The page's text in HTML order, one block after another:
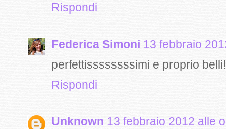
Rispondi
Federica Simoni 13 febbraio
perfettissssssssimi e proprio
Rispondi
Unknown 13 febbraio 2012 alle